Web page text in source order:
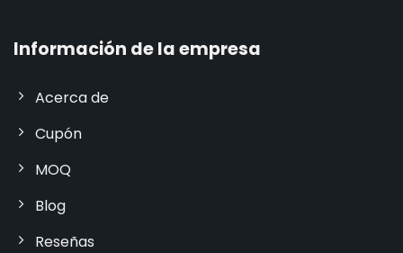
Información de la empresa
Acerca de
Cupón
MOQ
Blog
Reseñas